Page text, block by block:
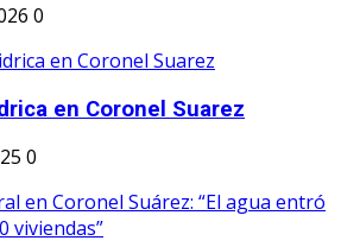
0
en Coronel Suarez
0